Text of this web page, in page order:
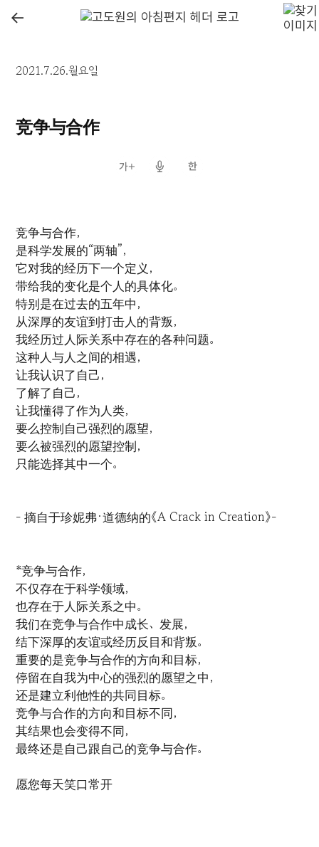
←
2021.7.26.월요일
竞争与合作
竞争与合作，
是科学发展的“两轴”，
它对我的经历下一个定义，
带给我的变化是个人的具体化。
特别是在过去的五年中，
从深厚的友谊到打击人的背叛，
我经历过人际关系中存在的各种问题。
这种人与人之间的相遇，
让我认识了自己，
了解了自己，
让我懂得了作为人类，
要么控制自己强烈的愿望，
要么被强烈的愿望控制，
只能选择其中一个。
- 摘自于珍妮弗·道德纳的《A Crack in Creation》-
*竞争与合作，
不仅存在于科学领域，
也存在于人际关系之中。
我们在竞争与合作中成长、发展，
结下深厚的友谊或经历反目和背叛。
重要的是竞争与合作的方向和目标，
停留在自我为中心的强烈的愿望之中，
还是建立利他性的共同目标。
竞争与合作的方向和目标不同，
其结果也会变得不同，
最终还是自己跟自己的竞争与合作。
愿您每天笑口常开